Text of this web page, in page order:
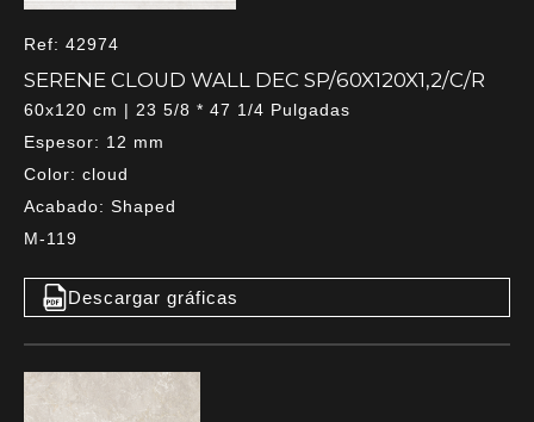
Ref: 42974
SERENE CLOUD WALL DEC SP/60X120X1,2/C/R
60x120 cm | 23 5/8 * 47 1/4 Pulgadas
Espesor: 12 mm
Color: cloud
Acabado: Shaped
M-119
Descargar gráficas